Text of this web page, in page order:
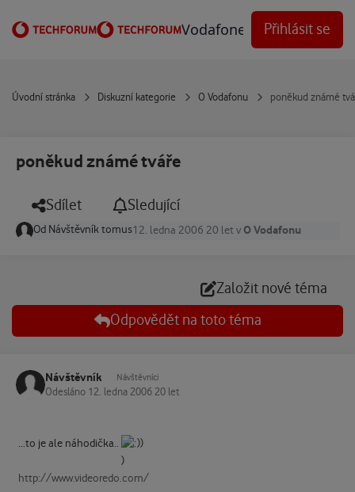
Vodafone Techforum
Přihlásit se
Úvodní stránka Diskuzní kategorie O Vodafonu poněkud známé
poněkud známé tváře
Sdílet Sledující
Od Návštěvník tomus12. ledna 2006 20 let v O Vodafonu
Založit nové téma
Odpovědět na toto téma
Návštěvník Návštěvníci
Odesláno 12. ledna 2006 20 let
...to je ale náhodička.. ))
http://www.videoredo.com/